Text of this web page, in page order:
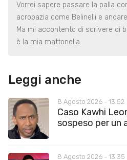
Vorrei sapere passare la palla
acrobazia come Belinelli e
Ma mi accontento di scrivere di
è la mia mattonella.
Leggi anche
8 Agosto 2026 - 13:52
Caso Kawhi
sospeso per un
8 Agosto 2026 - 13:35